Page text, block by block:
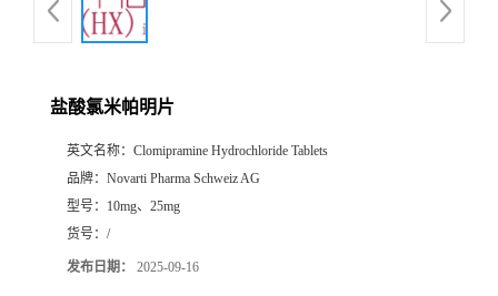
书
盐酸氯米帕明片
英文名称： Clomipramine Hydrochloride Tablets
品牌： Novarti Pharma Schweiz AG
型号： 10mg、25mg
货号： /
发布日期： 2025-09-16